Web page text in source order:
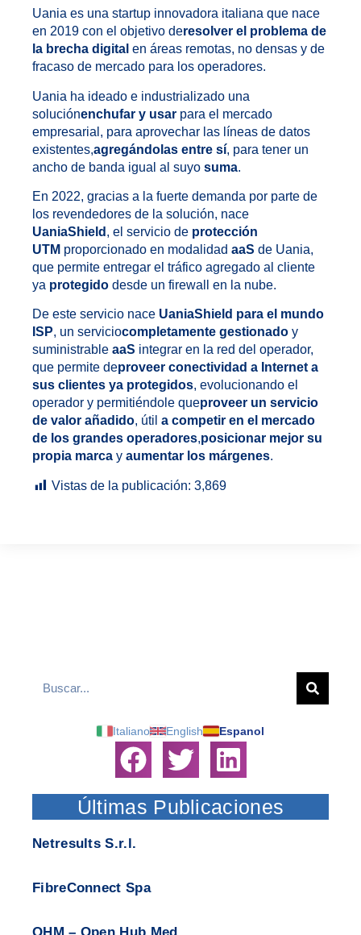
Uania es una startup innovadora italiana que nace
en 2019 con el objetivo deresolver el problema de
la brecha digital en áreas remotas, no densas y de
fracaso de mercado para los operadores.
Uania ha ideado e industrializado una
soluciónenchufar y usar para el mercado
empresarial, para aprovechar las líneas de datos
existentes,agregándolas entre sí, para tener un
ancho de banda igual al suyo suma.
En 2022, gracias a la fuerte demanda por parte de
los revendedores de la solución, nace
UaniaShield , el servicio de protección
UTM proporcionado en modalidad aaS de Uania,
que permite entregar el tráfico agregado al cliente
ya protegido desde un firewall en la nube.
De este servicio nace UaniaShield para el mundo
ISP, un serviciocompletamente gestionado y
suministrable aaS integrar en la red del operador,
que permite deproveer conectividad a Internet a
sus clientes ya protegidos, evolucionando el
operador y permitiéndole queproveer un servicio
de valor añadido, útil a competir en el mercado
de los grandes operadores,posicionar mejor su
propia marca y aumentar los márgenes.
Vistas de la publicación: 3,869
Italiano English Espanol
Últimas Publicaciones
Netresults S.r.l.
FibreConnect Spa